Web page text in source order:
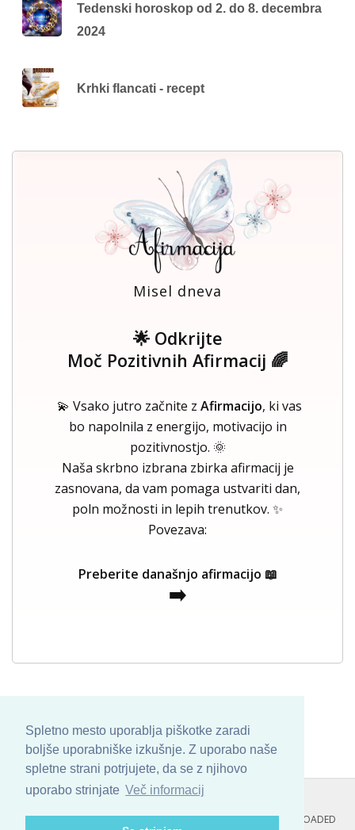
Spletno mesto uporablja piškotke zaradi
boljše uporabniške izkušnje. Z uporabo naše
spletne strani potrjujete, da se z njihovo
uporabo strinjate Več informacij
Tedenski horoskop od 2. do 8. decembra
2024
Krhki flancati - recept
Misel dneva
🌟 Odkrijte
Moč Pozitivnih Afirmacij 🌈
💫 Vsako jutro začnite z Afirmacijo, ki vas
bo napolnila z energijo, motivacijo in
pozitivnostjo. 🌞
Naša skrbno izbrana zbirka afirmacij je
zasnovana, da vam pomaga ustvariti dan,
poln možnosti in lepih trenutkov. ✨
Povezava:
Preberite današnjo afirmacijo 📖
➡️
COPYRIGHT © 2013 - 2026 BYSKINBASE. ALL ARTWORK ARE UPLOADED